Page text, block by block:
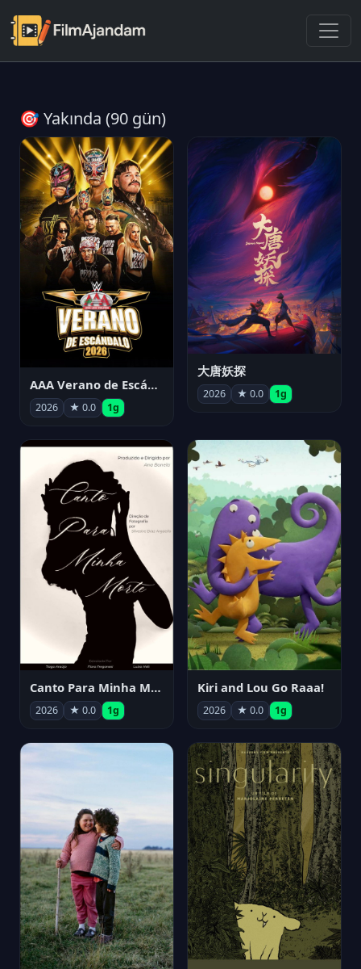
🎯 Yakında (90 gün)
AAA Verano de Escándalo 2026 - Week 3
2026 ★ 0.0 1g
大唐妖探
2026 ★ 0.0 1g
Canto Para Minha Morte
2026 ★ 0.0 1g
Kiri and Lou Go Raaa!
2026 ★ 0.0 1g